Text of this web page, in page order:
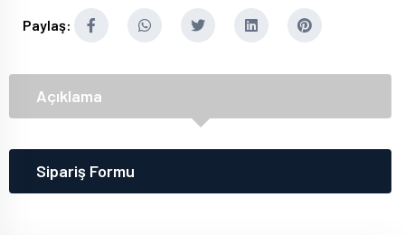
Paylaş:
Açıklama
Sipariş Formu